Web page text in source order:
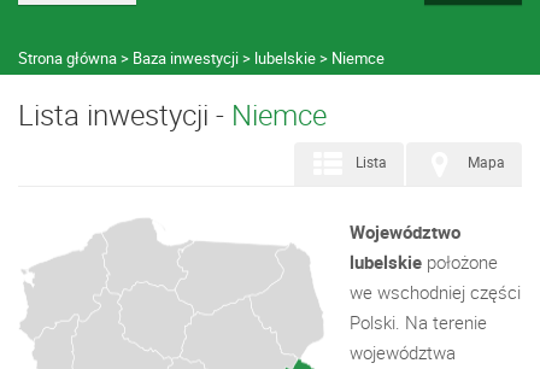
Strona główna Baza inwestycji lubelskie Niemce
Lista inwestycji - Niemce
Mapa
Lista
Województwo
lubelskie położone
we wschodniej części
Polski. Na terenie
województwa